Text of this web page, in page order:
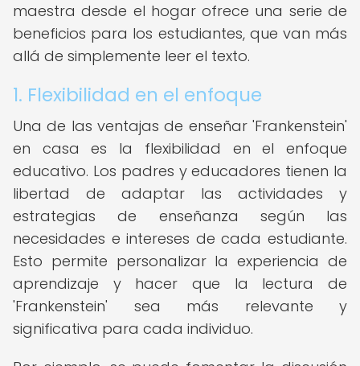
maestra desde el hogar ofrece una serie de
beneficios para los estudiantes, que van más
allá de simplemente leer el texto.
1. Flexibilidad en el enfoque
Una de las ventajas de enseñar 'Frankenstein'
en casa es la flexibilidad en el enfoque
educativo. Los padres y educadores tienen la
libertad de adaptar las actividades y
estrategias de enseñanza según las
necesidades e intereses de cada estudiante.
Esto permite personalizar la experiencia de
aprendizaje y hacer que la lectura de
'Frankenstein' sea más relevante y
significativa para cada individuo.